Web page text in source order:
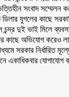
সংবাদ সম্মেলন করে
যুগলের কাছে
দুই ভাই মিলে
কাছে অভিযোগ করেও
সরকার নির্ধারিত
একাধিকবার যোগাযোগ